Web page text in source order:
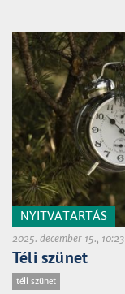
NYITVATARTÁS
2025. december 15., 10:23
Téli szünet
téli szünet